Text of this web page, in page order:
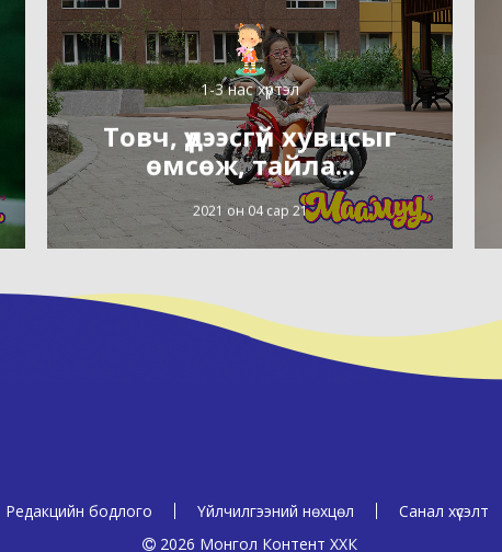
1-3 нас хүртэл
Товч, үдээсгүй хувцсыг
өмсөж, тайла...
2021 он 04 сар 21
Редакцийн бодлого Үйлчилгээний нөхцөл Санал хүсэлт
2026 Монгол Контент ХХК